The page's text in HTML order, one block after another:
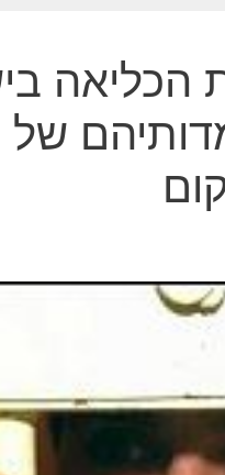
הכליאה
של